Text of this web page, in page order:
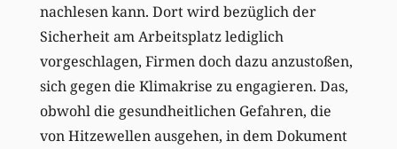
nachlesen kann. Dort wird bezüglich der
Sicherheit am Arbeitsplatz lediglich
vorgeschlagen, Firmen doch dazu anzustoßen,
sich gegen die Klimakrise zu engagieren. Das,
obwohl die gesundheitlichen Gefahren, die
von Hitzewellen ausgehen, in dem Dokument